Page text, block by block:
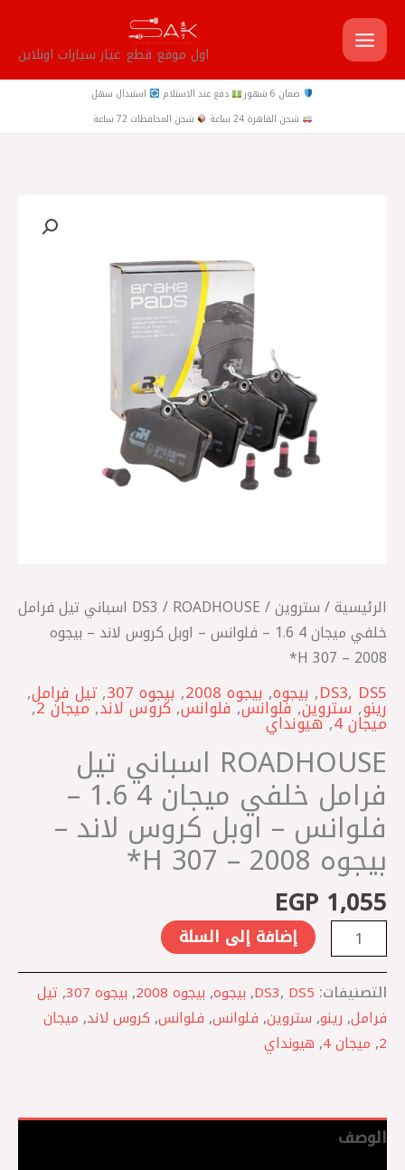
تخطي
إلى
المحتوى
اول موقع قطع غيار سيارات اونلاين
ضمان 6 شهور دفع عند الاستلام
استبدال سهل
شحن القاهرة 24 ساعة
شحن المحافظات 72 ساعة
الرئيسية/ ستروين/
DS3 / ROADHOUSE اسباني تيل فرامل
خلفي ميجان 4 1.6 – فلوانس – اوبل كروس لاند – بيجوه
2008 – 307 H*
DS3, DS5
, بيجوه, بيجوه 2008 , بيجوه 307 , تيل فرامل,
رينو, ستروين,فلوانس,فلوانس,كروس لاند,ميجان 2 ,
ميجان 4 ,هيونداي
ROADHOUSE اسباني تيل
فرامل خلفي ميجان 4 1.6 –
فلوانس – اوبل كروس لاند –
بيجوه 2008 – 307 H*
EGP 1,055
بيجوه
2008
-
307
H*
إضافة إلى السلة
التصنيفات: DS3, DS5
, بيجوه, بيجوه 2008 , بيجوه 307 , تيل
فرامل, رينو, ستروين, فلوانس, فلوانس, كروس لاند, ميجان
2
, ميجان 4 , هيونداي
الوصف